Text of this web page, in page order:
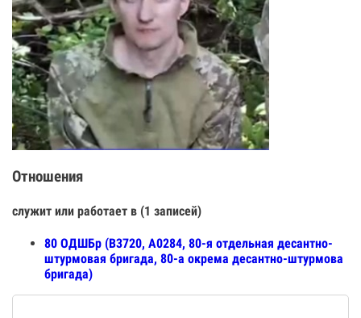
Отношения
служит или работает в (1 записей)
80 ОДШБр (В3720, А0284, 80-я отдельная десантно-
штурмовая бригада, 80-а окрема десантно-штурмова
бригада)